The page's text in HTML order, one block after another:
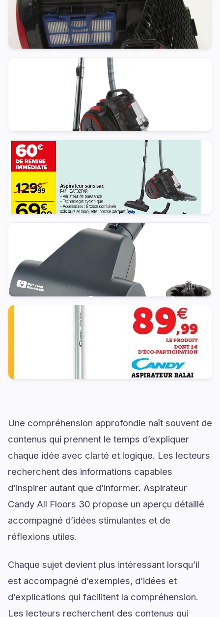
Une compréhension approfondie naît souvent de
contenus qui prennent le temps d’expliquer
chaque idée avec clarté et logique. Les lecteurs
recherchent des informations capables
d’inspirer autant que d’informer. Aspirateur
Candy All Floors 30 propose un aperçu détaillé
accompagné d’idées stimulantes et de
réflexions utiles.
Chaque sujet devient plus intéressant lorsqu’il
est accompagné d’exemples, d’idées et
d’explications qui facilitent la compréhension.
Les lecteurs recherchent des contenus qui